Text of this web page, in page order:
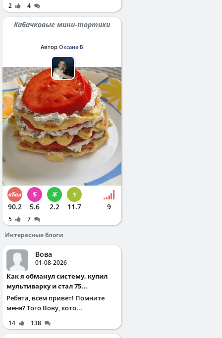
2 4
Кабачковые мини-тортики
Автор Оксана Б
90.2 5.6 2.2 11.7 9
5
7
Интересные блоги
Вова
01-08-2026
Как я обманул систему, купил
мультиварку и стал 75...
Ребята, всем привет! Помните
меня? Того Вову, кото...
14 138